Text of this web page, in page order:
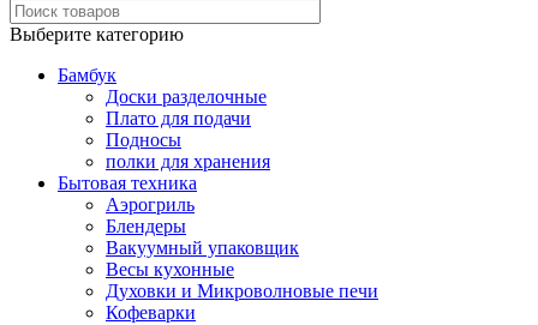
Выберите категорию
Бамбук
Доски разделочные
Плато для подачи
Подносы
полки для хранения
Бытовая техника
Аэрогриль
Блендеры
Вакуумный упаковщик
Весы кухонные
Духовки и Микроволновые печи
Кофеварки